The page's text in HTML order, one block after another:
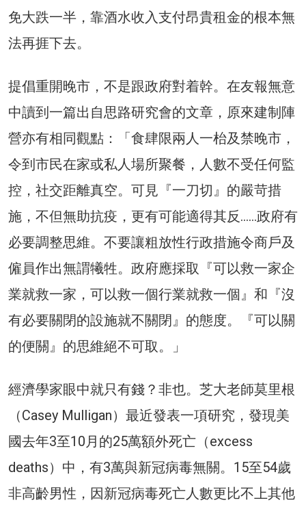
免大跌一半，靠酒水收入支付昂貴租金的根本無
法再捱下去。
提倡重開晚市，不是跟政府對着幹。在友報無意
中讀到一篇出自思路研究會的文章，原來建制陣
營亦有相同觀點：「食肆限兩人一枱及禁晚市，
令到市民在家或私人場所聚餐，人數不受任何監
控，社交距離真空。可見『一刀切』的嚴苛措
施，不但無助抗疫，更有可能適得其反……政府有
必要調整思維。不要讓粗放性行政措施令商戶及
僱員作出無謂犧牲。政府應採取『可以救一家企
業就救一家，可以救一個行業就救一個』和『沒
有必要關閉的設施就不關閉』的態度。『可以關
的便關』的思維絕不可取。」
經濟學家眼中就只有錢？非也。芝大老師莫里根
（Casey Mulligan）最近發表一項研究，發現美
國去年3至10月的25萬額外死亡（excess
deaths）中，有3萬與新冠病毒無關。15至54歲
非高齡男性，因新冠病毒死亡人數更比不上其他